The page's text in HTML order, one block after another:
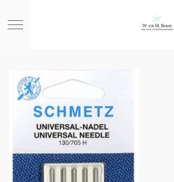
direct
hoofdinhoud